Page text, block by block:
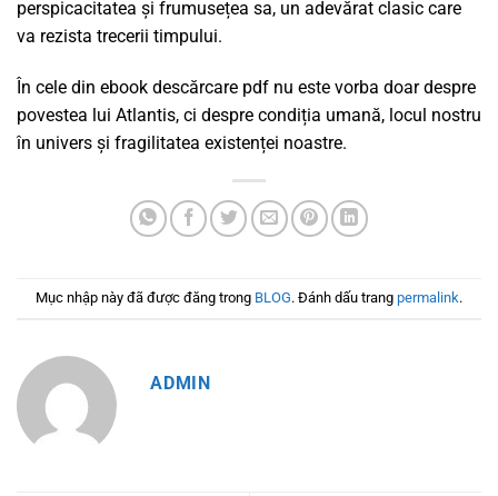
perspicacitatea și frumusețea sa, un adevărat clasic care
va rezista trecerii timpului.
În cele din ebook descărcare pdf nu este vorba doar despre
povestea lui Atlantis, ci despre condiția umană, locul nostru
în univers și fragilitatea existenței noastre.
Mục nhập này đã được đăng trong BLOG. Đánh dấu trang permalink.
ADMIN